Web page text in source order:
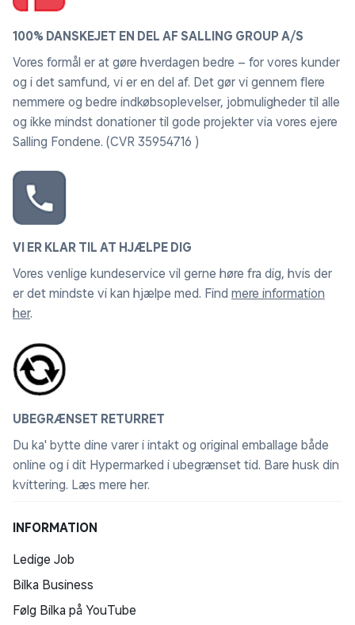
100% DANSKEJET EN DEL AF SALLING GROUP A/S
Vores formål er at gøre hverdagen bedre – for vores kunder
og i det samfund, vi er en del af. Det gør vi gennem flere
nemmere og bedre indkøbsoplevelser, jobmuligheder til alle
og ikke mindst donationer til gode projekter via vores ejere
Salling Fondene. (CVR 35954716 )
VI ER KLAR TIL AT HJÆLPE DIG
Vores venlige kundeservice vil gerne høre fra dig, hvis der
er det mindste vi kan hjælpe med. Find mere information
her.
UBEGRÆNSET RETURRET
Du ka' bytte dine varer i intakt og original emballage både
online og i dit Hypermarked i ubegrænset tid. Bare husk din
kvittering. Læs mere her.
INFORMATION
Ledige Job
Bilka Business
Følg Bilka på YouTube